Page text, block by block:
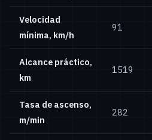
Velocidad
mínima, km/h
91
Alcance práctico,
km
1519
Tasa de ascenso,
m/min
282